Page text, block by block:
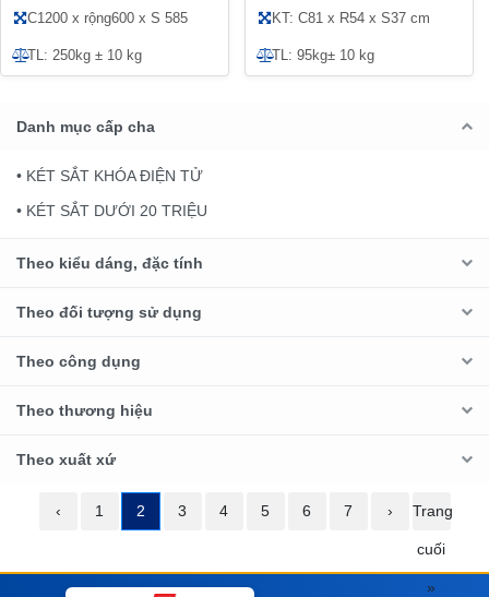
C1200 x rộng600 x S 585
TL: 250kg ± 10 kg
KT: C81 x R54 x S37 cm
TL: 95kg± 10 kg
Danh mục cấp cha
• KÉT SẮT KHÓA ĐIỆN TỬ
• KÉT SẮT DƯỚI 20 TRIỆU
Theo kiểu dáng, đặc tính
Theo đối tượng sử dụng
Theo công dụng
Theo thương hiệu
Theo xuất xứ
‹ 1 2 3 4 5 6 7 › Trang
cuối
»